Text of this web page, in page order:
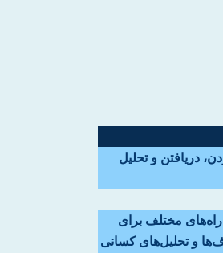
دریافتن و تحلیل
راه‌های مختلف برای
وتحلیل‌های کسانی